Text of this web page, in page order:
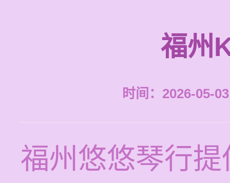
福州
时间：2026-05-
福州悠悠琴行